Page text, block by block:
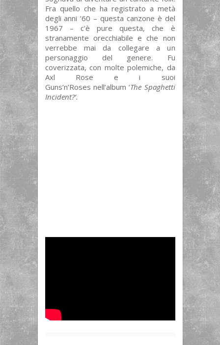
Fra quello che ha registrato a metà
degli anni ’60 – questa canzone è del
1967 – c’è pure questa, che è
stranamente orecchiabile e che non
verrebbe mai da collegare a un
personaggio del genere. Fu
coverizzata, con molte polemiche, da
Axl Rose e i suoi
Guns’n’Roses nell’album ‘The Spaghetti
Incident?’.